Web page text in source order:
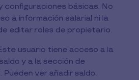
configuraciones básicas. No
a información salarial ni la
editar roles de propietario.
usuario tiene acceso a la
y a la sección de
ver añadir saldo,